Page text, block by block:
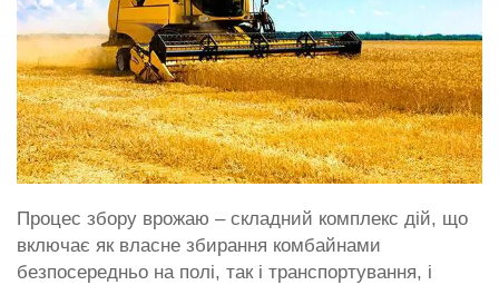
Процес збору врожаю – складний комплекс дій, що
включає як власне збирання комбайнами
безпосередньо на полі, так і транспортування, і